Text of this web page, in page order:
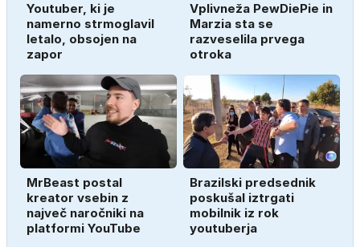
Youtuber, ki je
namerno strmoglavil
letalo, obsojen na
zapor
Vplivneža PewDiePie in
Marzia sta se
razveselila prvega
otroka
MrBeast postal
kreator vsebin z
največ naročniki na
platformi YouTube
Brazilski predsednik
poskušal iztrgati
mobilnik iz rok
youtuberja